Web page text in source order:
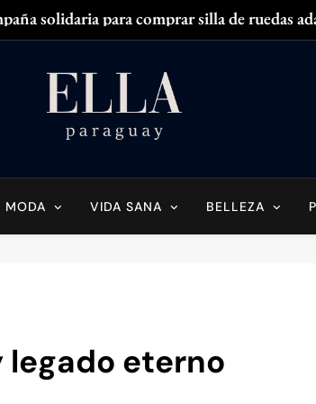
solidaria para comprar silla de ruedas
Zendaya
MODA VIDA SANA BELLEZA
legado eterno